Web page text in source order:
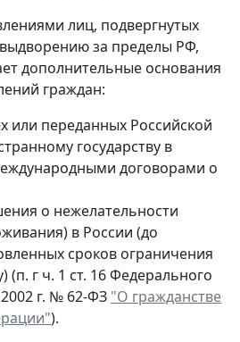
лиц, подвергнутых
за пределы РФ,
дополнительные основания
граждан:
или переданных Российской
государству в
договорами о
о нежелательности
в России (до
сроков ограничения
(п. г ч. 1 ст. 16 Федерального
г. № 62-ФЗ "О гражданстве
).